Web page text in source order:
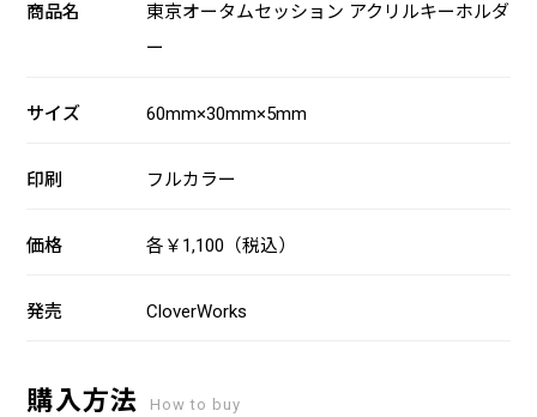
商品名
東京オータムセッション アクリルキーホルダ
ー
サイズ 60mm×30mm×5mm
印刷 フルカラー
価格 各￥1,100（税込）
発売 CloverWorks
購入方法 How to buy